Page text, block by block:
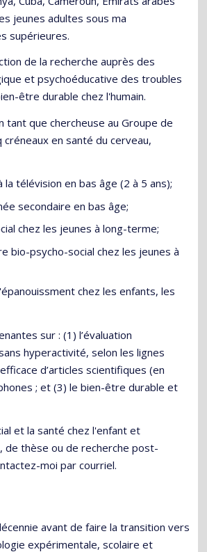
jeunes adultes sous ma
supérieures.
de la recherche auprès des
et psychoéducative des troubles
être durable chez l'humain.
tant que chercheuse au Groupe de
créneaux en santé du cerveau,
télévision en bas âge (2 à 5 ans);
secondaire en bas âge;
chez les jeunes à long-terme;
bio-psycho-social chez les jeunes à
chez les enfants, les
sur : (1) l’évaluation
hyperactivité, selon les lignes
d’articles scientifiques (en
; et (3) le bien-être durable et
et la santé chez l'enfant et
de thèse ou de recherche post-
moi par courriel.
avant de faire la transition vers
expérimentale, scolaire et